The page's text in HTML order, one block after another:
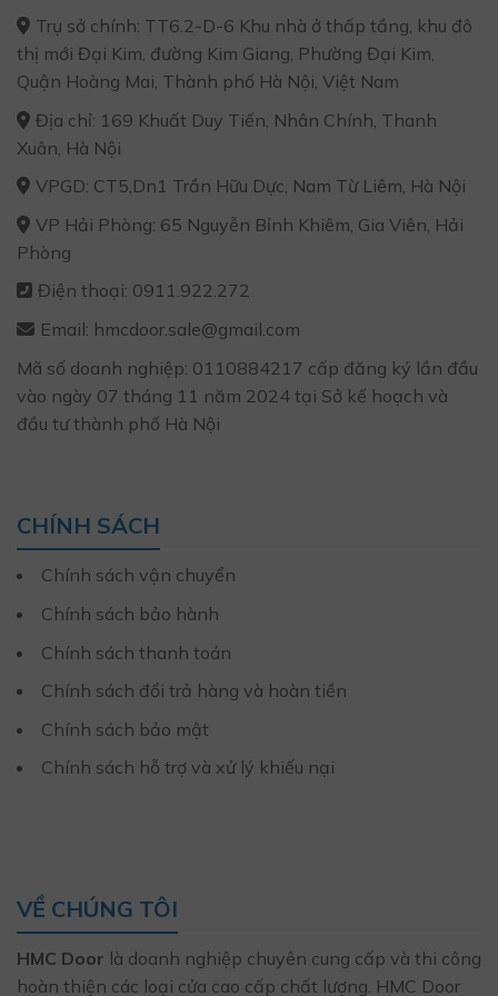
Trụ sở chính: TT6.2-D-6 Khu nhà ở thấp tầng, khu đô
thị mới Đại Kim, đường Kim Giang, Phường Đại Kim,
Quận Hoàng Mai, Thành phố Hà Nội, Việt Nam
Địa chỉ: 169 Khuất Duy Tiến, Nhân Chính, Thanh
Xuân, Hà Nội
VPGD: CT5,Dn1 Trần Hữu Dực, Nam Từ Liêm, Hà Nội
VP Hải Phòng: 65 Nguyễn Bỉnh Khiêm, Gia Viên, Hải
Phòng
Điện thoại: 0911.922.272
Email: hmcdoor.sale@gmail.com
Mã số doanh nghiệp: 0110884217 cấp đăng ký lần đầu
vào ngày 07 tháng 11 năm 2024 tại Sở kế hoạch và
đầu tư thành phố Hà Nội
CHÍNH SÁCH
Chính sách vận chuyển
Chính sách bảo hành
Chính sách thanh toán
Chính sách đổi trả hàng và hoàn tiền
Chính sách bảo mật
Chính sách hỗ trợ và xử lý khiếu nại
VỀ CHÚNG TÔI
HMC Door là doanh nghiệp chuyên cung cấp và thi công
hoàn thiện các loại cửa cao cấp chất lượng. HMC Door